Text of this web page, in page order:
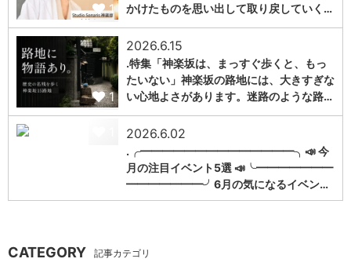
1
かけたものを思い出して取り戻していく…
1
2026.6.15
.特集「神楽坂は、まっすぐ歩くと、もっ
たいない」神楽坂の路地には、大きすぎな
い心地よさがあります。迷路のような路…
2026.6.02
.╭━━━━━━━━━━━━━━╮📣 今
月の注目イベント5選 📣╰━━━━━━━
━━━━━━━╯6月の気になるイベン…
CATEGORY 記事カテゴリ